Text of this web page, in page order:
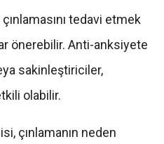
tedavi etmek
önerebilir. Anti-anksiyete
sakinleştiriciler,
olabilir.
çınlamanın neden